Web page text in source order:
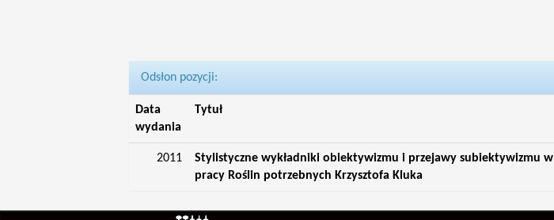
Odsłon pozycji:
Data
wydania
Tytuł
2011
Stylistyczne wykładniki obiektywizmu i przejawy subiektywizmu w
pracy Roślin potrzebnych Krzysztofa Kluka